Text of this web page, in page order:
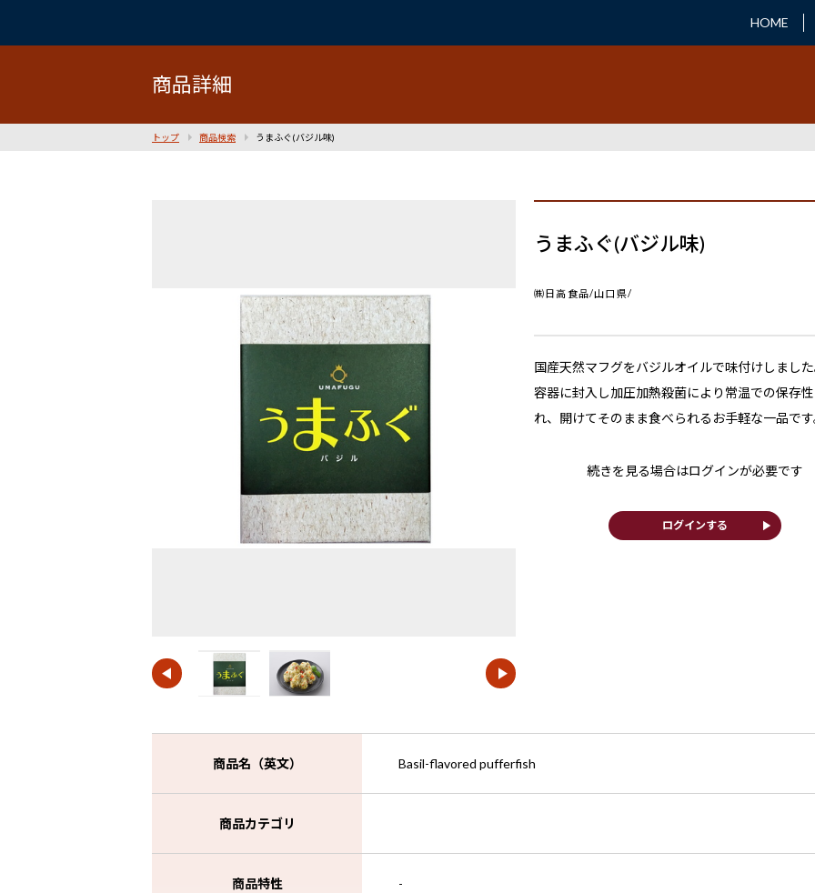
HOME
商品詳細
トップ 商品検索 うまふぐ(バジル味)
うまふぐ(バジル味)
㈱日高食品/山口県/
国産天然マフグをバジルオイルで味付けしまし
容器に封入し加圧加熱殺菌により常温での保存
れ、開けてそのまま食べられるお手軽な一品です
続きを見る場合はログインが必要です
ログインする play_arrow
商品名（英文） Basil-flavored pufferfish
商品カテゴリ
商品特性 -